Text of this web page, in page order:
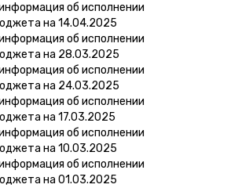
об исполнении
на 14.04.2025
об исполнении
на 28.03.2025
об исполнении
на 24.03.2025
об исполнении
на 17.03.2025
об исполнении
на 10.03.2025
об исполнении
на 01.03.2025